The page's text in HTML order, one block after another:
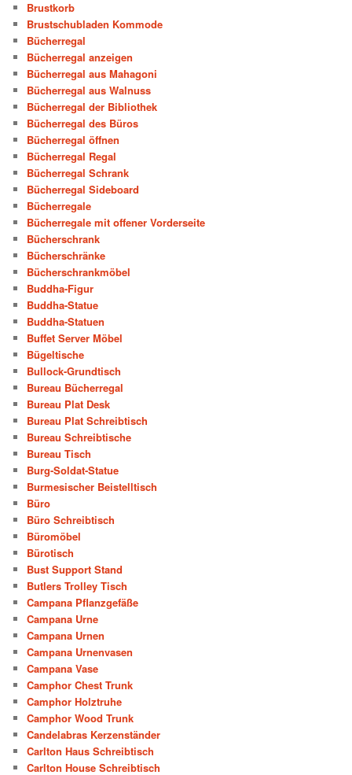
Brustkorb
Brustschubladen Kommode
Bücherregal
Bücherregal anzeigen
Bücherregal aus Mahagoni
Bücherregal aus Walnuss
Bücherregal der Bibliothek
Bücherregal des Büros
Bücherregal öffnen
Bücherregal Regal
Bücherregal Schrank
Bücherregal Sideboard
Bücherregale
Bücherregale mit offener Vorderseite
Bücherschrank
Bücherschränke
Bücherschrankmöbel
Buddha-Figur
Buddha-Statue
Buddha-Statuen
Buffet Server Möbel
Bügeltische
Bullock-Grundtisch
Bureau Bücherregal
Bureau Plat Desk
Bureau Plat Schreibtisch
Bureau Schreibtische
Bureau Tisch
Burg-Soldat-Statue
Burmesischer Beistelltisch
Büro
Büro Schreibtisch
Büromöbel
Bürotisch
Bust Support Stand
Butlers Trolley Tisch
Campana Pflanzgefäße
Campana Urne
Campana Urnen
Campana Urnenvasen
Campana Vase
Camphor Chest Trunk
Camphor Holztruhe
Camphor Wood Trunk
Candelabras Kerzenständer
Carlton Haus Schreibtisch
Carlton House Schreibtisch